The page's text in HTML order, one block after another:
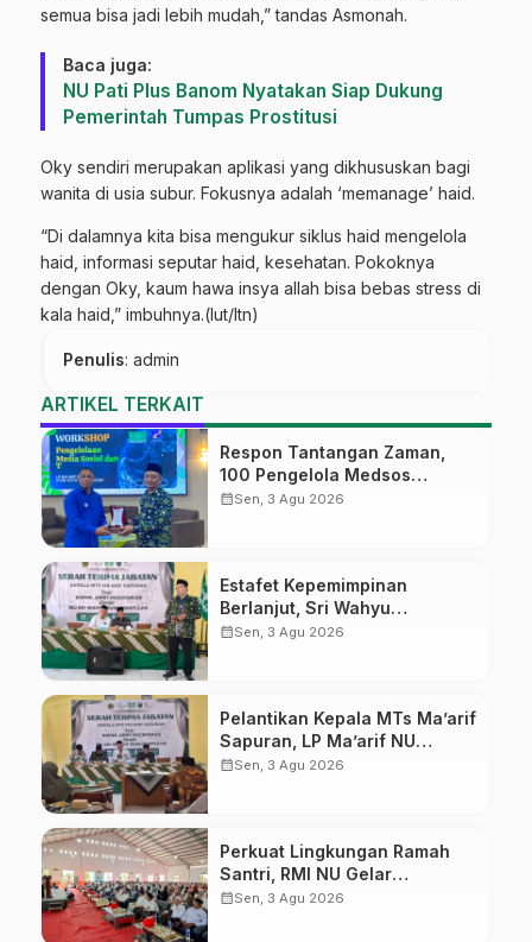
semua bisa jadi lebih mudah,” tandas Asmonah.
Baca juga:
NU Pati Plus Banom Nyatakan Siap Dukung
Pemerintah Tumpas Prostitusi
Oky sendiri merupakan aplikasi yang dikhususkan bagi
wanita di usia subur. Fokusnya adalah ‘memanage’ haid.
“Di dalamnya kita bisa mengukur siklus haid mengelola
haid, informasi seputar haid, kesehatan. Pokoknya
dengan Oky, kaum hawa insya allah bisa bebas stress di
kala haid,” imbuhnya.(lut/ltn)
Penulis: admin
ARTIKEL TERKAIT
Respon Tantangan Zaman,
100 Pengelola Medsos
Sekolah Ma’arif Pekalongan
calendar_monthSen, 3 Agu 2026
Estafet Kepemimpinan
Berlanjut, Sri Wahyu
Susilowati Resmi Pimpin MTs
calendar_monthSen, 3 Agu 2026
Pelantikan Kepala MTs Ma’arif
Sapuran, LP Ma’arif NU
Wonosobo Tekankan Lima
calendar_monthSen, 3 Agu 2026
Perkuat Lingkungan Ramah
Santri, RMI NU Gelar
‘Sambang Pesantren’ di Pati
calendar_monthSen, 3 Agu 2026